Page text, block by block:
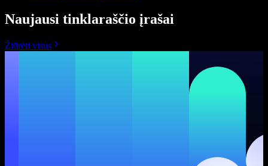
Naujausi tinklaraščio įrašai
Žiūrėti visus